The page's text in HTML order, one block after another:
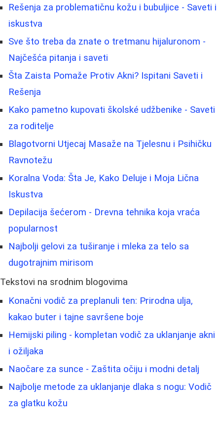
Rešenja za problematičnu kožu i bubuljice - Saveti i
iskustva
Sve što treba da znate o tretmanu hijaluronom -
Najčešća pitanja i saveti
Šta Zaista Pomaže Protiv Akni? Ispitani Saveti i
Rešenja
Kako pametno kupovati školské udžbenike - Saveti
za roditelje
Blagotvorni Utjecaj Masaže na Tjelesnu i Psihičku
Ravnotežu
Koralna Voda: Šta Je, Kako Deluje i Moja Lična
Iskustva
Depilacija šećerom - Drevna tehnika koja vraća
popularnost
Najbolji gelovi za tuširanje i mleka za telo sa
dugotrajnim mirisom
Tekstovi na srodnim blogovima
Konačni vodič za preplanuli ten: Prirodna ulja,
kakao buter i tajne savršene boje
Hemijski piling - kompletan vodič za uklanjanje akni
i ožiljaka
Naočare za sunce - Zaštita očiju i modni detalj
Najbolje metode za uklanjanje dlaka s nogu: Vodič
za glatku kožu